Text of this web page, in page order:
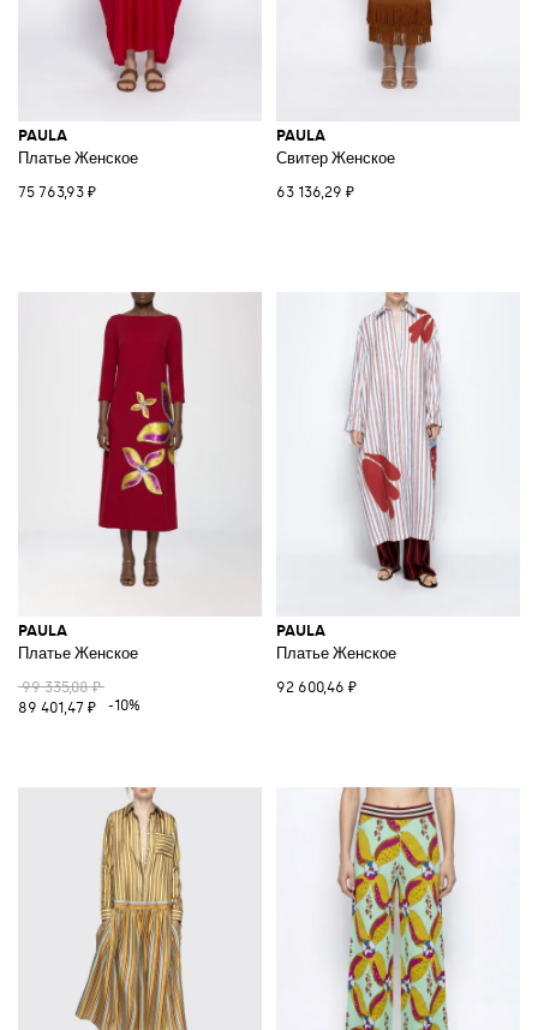
PAULA
Платье Женское
75 763,93 ₽
PAULA
Свитер Женское
63 136,29 ₽
PAULA
Платье Женское
99 335,08 ₽
89 401,47 ₽
-10%
PAULA
Платье Женское
92 600,46 ₽